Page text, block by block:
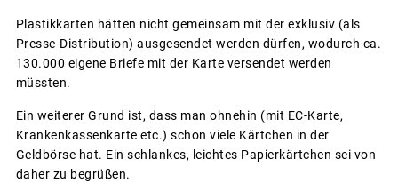
Plastikkarten hätten nicht gemeinsam mit der exklusiv (als
Presse-Distribution) ausgesendet werden dürfen, wodurch ca.
130.000 eigene Briefe mit der Karte versendet werden
müssten.
Ein weiterer Grund ist, dass man ohnehin (mit EC-Karte,
Krankenkassenkarte etc.) schon viele Kärtchen in der
Geldbörse hat. Ein schlankes, leichtes Papierkärtchen sei von
daher zu begrüßen.